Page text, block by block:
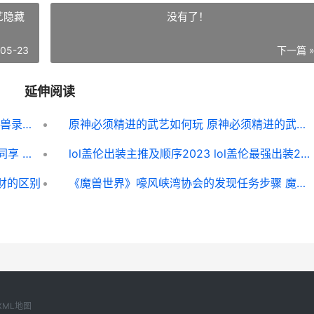
隐藏
23
没有了！
下一篇 »
延伸阅读
山海经异兽录春节礼包码2023 山海经异兽录春节活动 原神必须精进的武艺如何玩 原神必须精进的武艺隐藏任务
原神3.0版本点燃透明火把具体点燃策略同享 原神30秒点燃所有火盆 lol盖伦出装主推及顺序2023 lol盖伦最强出装2020
的区别 《魔兽世界》嚎风峡湾协会的发现任务步骤 魔兽世界夜嚎
地图